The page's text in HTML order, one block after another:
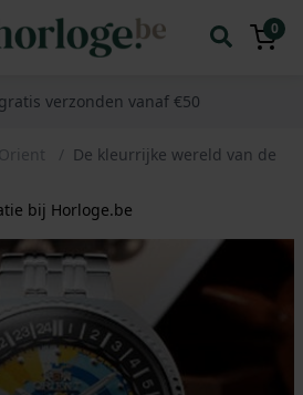
0
verzonden vanaf €50
Orient De kleurrijke wereld van de
bij Horloge.be